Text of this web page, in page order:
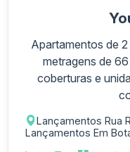
Apartamentos de
metragens de 66
coberturas e
Lançamentos Rua
Lançamentos Em